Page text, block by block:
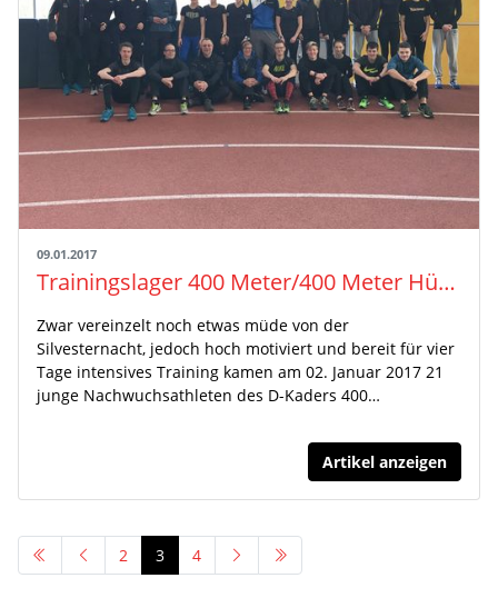
09.01.2017
Trainingslager 400 Meter/400 Meter Hürden in Saarbrücken vom 02.-05. Januar 2017
Zwar vereinzelt noch etwas müde von der
Silvesternacht, jedoch hoch motiviert und bereit für vier
Tage intensives Training kamen am 02. Januar 2017 21
junge Nachwuchsathleten des D-Kaders 400…
Artikel anzeigen
2 3 4